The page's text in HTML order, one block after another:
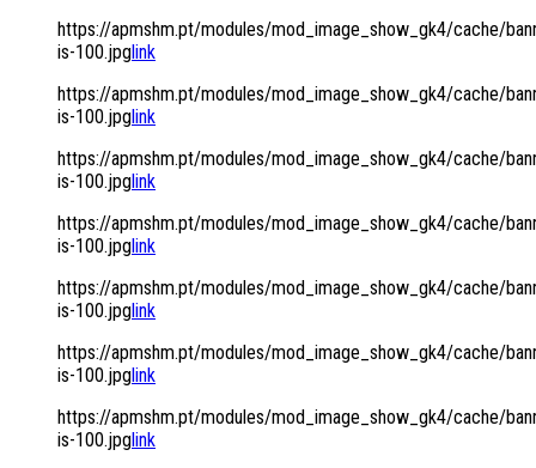
https://apmshm.pt/modules/mod_image_show_gk4/cache/
is-100.jpglink
https://apmshm.pt/modules/mod_image_show_gk4/cache/
is-100.jpglink
https://apmshm.pt/modules/mod_image_show_gk4/cache/
is-100.jpglink
https://apmshm.pt/modules/mod_image_show_gk4/cache/
is-100.jpglink
https://apmshm.pt/modules/mod_image_show_gk4/cache/
is-100.jpglink
https://apmshm.pt/modules/mod_image_show_gk4/cache/
is-100.jpglink
https://apmshm.pt/modules/mod_image_show_gk4/cache/
is-100.jpglink